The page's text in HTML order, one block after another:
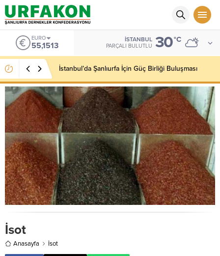
EURO
55,1513
İSTANBUL
PARÇALI BULUTLU 30°C
İstanbul’da Şanlıurfa İçin Güç Birliği Buluşması
İsot
Anasayfa İsot